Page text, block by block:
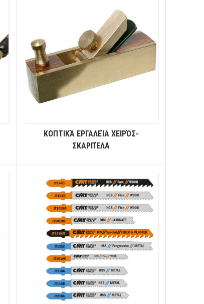
ΚΟΠΤΙΚΆ ΕΡΓΑΛΕΊΑ ΧΕΙΡΌΣ-
ΣΚΑΡΠΈΛΑ